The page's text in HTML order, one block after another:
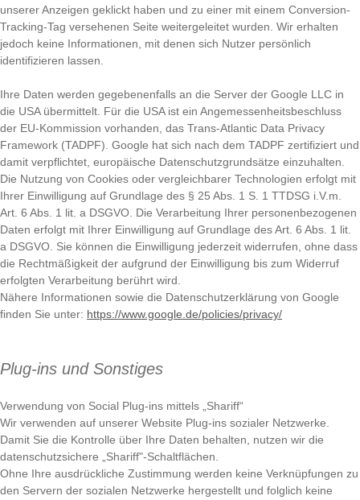
unserer Anzeigen geklickt haben und zu einer mit einem Conversion-
Tracking-Tag versehenen Seite weitergeleitet wurden. Wir erhalten
jedoch keine Informationen, mit denen sich Nutzer persönlich
identifizieren lassen.
Ihre Daten werden gegebenenfalls an die Server der Google LLC in
die USA übermittelt. Für die USA ist ein Angemessenheitsbeschluss
der EU-Kommission vorhanden, das Trans-Atlantic Data Privacy
Framework (TADPF). Google hat sich nach dem TADPF zertifiziert und
damit verpflichtet, europäische Datenschutzgrundsätze einzuhalten.
Die Nutzung von Cookies oder vergleichbarer Technologien erfolgt mit
Ihrer Einwilligung auf Grundlage des § 25 Abs. 1 S. 1 TTDSG i.V.m.
Art. 6 Abs. 1 lit. a DSGVO. Die Verarbeitung Ihrer personenbezogenen
Daten erfolgt mit Ihrer Einwilligung auf Grundlage des Art. 6 Abs. 1 lit.
a DSGVO. Sie können die Einwilligung jederzeit widerrufen, ohne dass
die Rechtmäßigkeit der aufgrund der Einwilligung bis zum Widerruf
erfolgten Verarbeitung berührt wird.
Nähere Informationen sowie die Datenschutzerklärung von Google
finden Sie unter: https://www.google.de/policies/privacy/
Plug-ins und Sonstiges
Verwendung von Social Plug-ins mittels „Shariff“
Wir verwenden auf unserer Website Plug-ins sozialer Netzwerke.
Damit Sie die Kontrolle über Ihre Daten behalten, nutzen wir die
datenschutzsichere „Shariff"-Schaltflächen.
Ohne Ihre ausdrückliche Zustimmung werden keine Verknüpfungen zu
den Servern der sozialen Netzwerke hergestellt und folglich keine